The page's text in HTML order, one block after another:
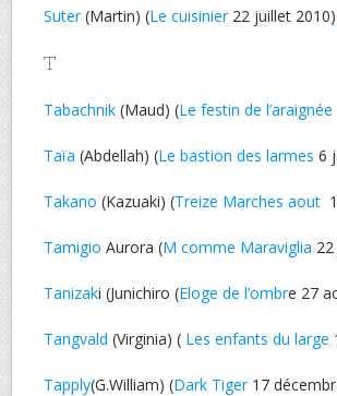
Suter(Martin) (Le cuisinier22 juillet
T
Tabachnik (Maud) (Le festin de l’araignée
Taïa (Abdellah) (Le bastion des larmes 6
Takano (Kazuaki) (Treize Marches aout
Tamigio Aurora (M comme Maraviglia
Tanizaki (Junichiro (Eloge de l’ombre 27
Tangvald (Virginia) ( Les enfants du large
Tapply(G.William) (Dark Tiger17